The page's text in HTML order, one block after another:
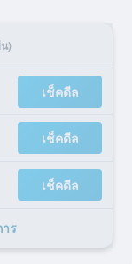
)
เช็คดีล
เช็คดีล
เช็คดีล
าร